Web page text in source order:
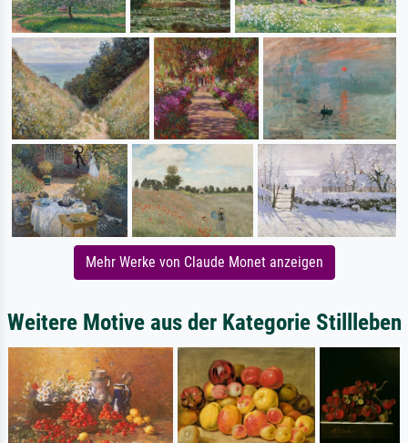
Mehr Werke von Claude Monet anzeigen
Weitere Motive aus der Kategorie Stillleben